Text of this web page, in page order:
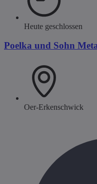
Heute geschlossen
Poelka und Sohn
Oer-Erkenschwick